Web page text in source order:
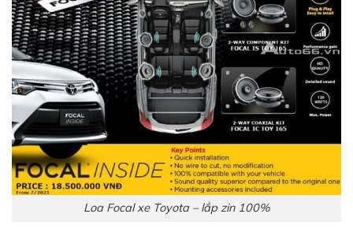
Loa Focal xe Toyota – lắp zin 100%